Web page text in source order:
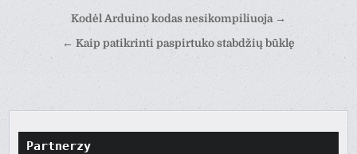
Nawigacja
wpisu
Kodėl Arduino kodas nesikompiliuoja →
← Kaip patikrinti paspirtuko stabdžių būklę
Partnerzy